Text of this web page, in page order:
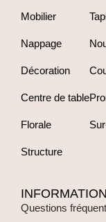
Mobilier
Nappage
Décoration
Centre de table
Florale
Structure
INFORMATION
Questions